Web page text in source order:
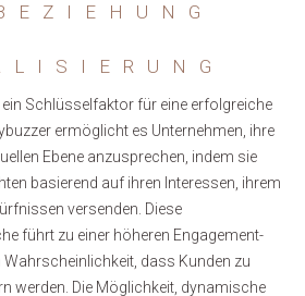
Schlüsselfaktor für eine erfolgreiche
ermöglicht es Unternehmen, ihre
Ebene anzusprechen, indem sie
basierend auf ihren Interessen, ihrem
versenden. Diese
führt zu einer höheren Engagement-
Wahrscheinlichkeit, dass Kunden zu
werden. Die Möglichkeit, dynamische